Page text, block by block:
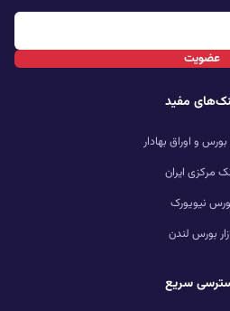
عضویت
مفید
و اوراق بهادار
مرکزی ایران
نیویورک
بورس لندن
سریع